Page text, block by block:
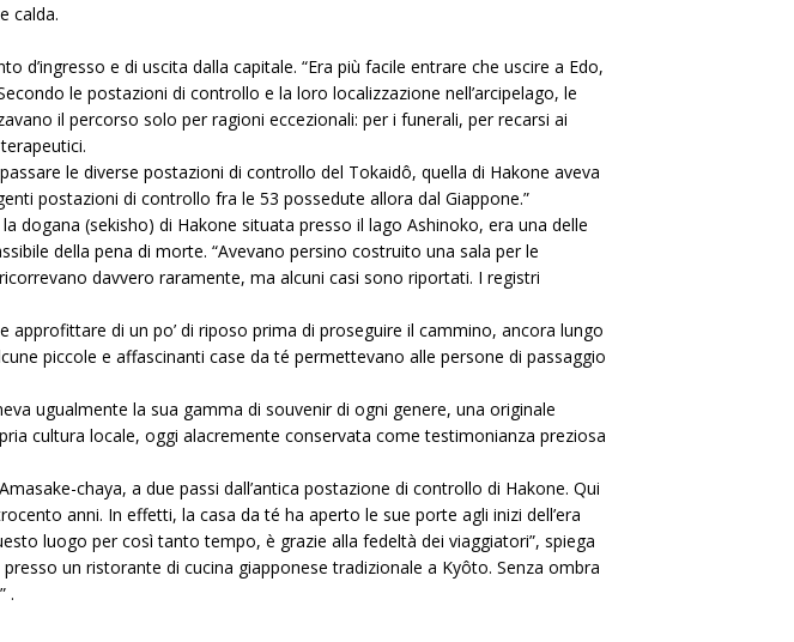
calda.
d’ingresso e di uscita dalla capitale. “Era più facile entrare che uscire a Edo,
le postazioni di controllo e la loro localizzazione nell’arcipelago, le
il percorso solo per ragioni eccezionali: per i funerali, per recarsi ai
le diverse postazioni di controllo del Tokaidô, quella di Hakone aveva
postazioni di controllo fra le 53 possedute allora dal Giappone.”
dogana (sekisho) di Hakone situata presso il lago Ashinoko, era una delle
della pena di morte. “Avevano persino costruito una sala per le
davvero raramente, ma alcuni casi sono riportati. I registri
di un po’ di riposo prima di proseguire il cammino, ancora lungo
piccole e affascinanti case da té permettevano alle persone di passaggio
ugualmente la sua gamma di souvenir di ogni genere, una originale
cultura locale, oggi alacremente conservata come testimonianza preziosa
chaya, a due passi dall’antica postazione di controllo di Hakone. Qui
anni. In effetti, la casa da té ha aperto le sue porte agli inizi dell’era
luogo per così tanto tempo, è grazie alla fedeltà dei viaggiatori”, spiega
un ristorante di cucina giapponese tradizionale a Kyôto. Senza ombra
.